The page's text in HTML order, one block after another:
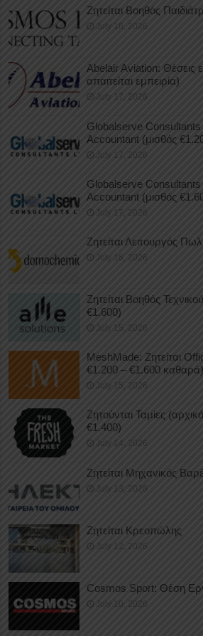
Ζητείται Βοηθός
July 18, 2026
Abelair Aviation: Θέσεις
απαιτείται εμπειρία)
July 17, 2026
Globalserve Consultants
Accountant (μισθός
July 17, 2026
Globalserve Consultants
Accountant (μισθός
July 17, 2026
Ζητείται Λειτουργός
July 16, 2026
Ζητείται Βοηθός
€1.600)
July 15, 2026
MeshMade: Ζητείται
€1.200 – €1.600 καθαρά)
July 15, 2026
Ζητούνται Ταμίες
€1.400)
July 14, 2026
Ζητείται Μηχανικός
July 13, 2026
Ζητείται Κρεοπώλης
July 12, 2026
Cosmos Sport: Θέση
July 10, 2026